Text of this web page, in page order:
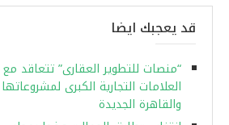
قد يعجبك ايضا
“منصات للتطوير العقارى” تتعاقد
العلامات التجارية الكبرى
والقاهرة الجديدة